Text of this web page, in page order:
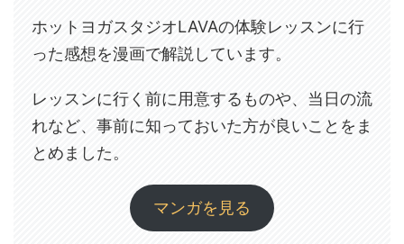
ホットヨガスタジオLAVAの体験レッスンに行
った感想を漫画で解説しています。
レッスンに行く前に用意するものや、当日の流
れなど、事前に知っておいた方が良いことをま
とめました。
マンガを見る